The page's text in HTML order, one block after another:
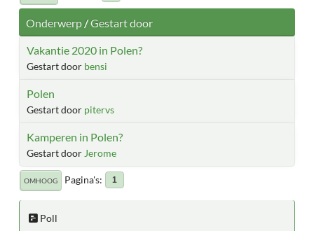
Onderwerp/Gestart door
Vakantie 2020 in Polen?
Gestart door bensi
Polen
Gestart door pitervs
Kamperen in Polen?
Gestart door Jerome
OMHOOG Pagina's 1
Poll